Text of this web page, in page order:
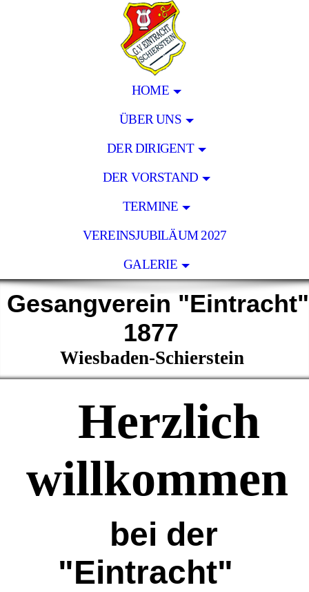
HOME
ÜBER UNS
DER DIRIGENT
DER VORSTAND
TERMINE
VEREINSJUBILÄUM 2027
GALERIE
Gesangverein "Eintracht"
1877
Wiesbaden-Schierstein
Herzlich
willkommen
bei der
"Eintracht"